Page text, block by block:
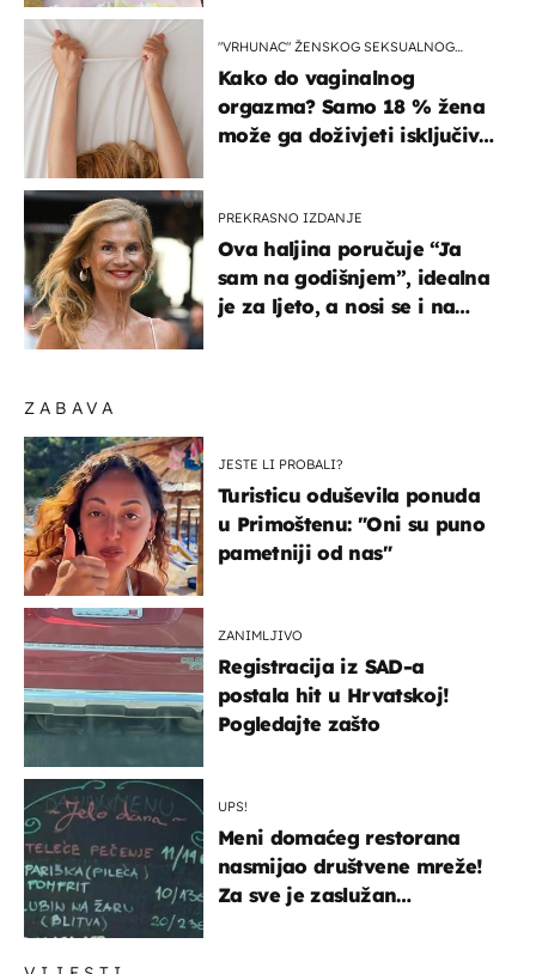
ZABAVA
JESTE LI PROBALI?
Turisticu oduševila ponuda
u Primoštenu: "Oni su puno
pametniji od nas"
ZANIMLJIVO
Registracija iz SAD-a
postala hit u Hrvatskoj!
Pogledajte zašto
UPS!
Meni domaćeg restorana
nasmijao društvene mreže!
Za sve je zaslužan
"VRHUNAC" ŽENSKOG SEKSUALNOG
Kako do vaginalnog
orgazma? Samo 18 % žena
može ga doživjeti isključivo
PREKRASNO IZDANJE
Ova haljina poručuje “Ja
sam na godišnjem”, idealna
je za ljeto, a nosi se i na